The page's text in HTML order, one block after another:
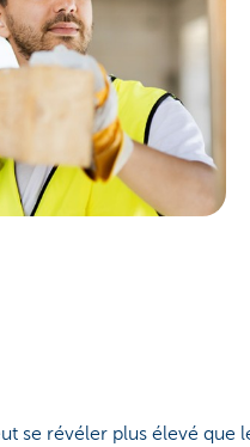
se révéler plus élevé